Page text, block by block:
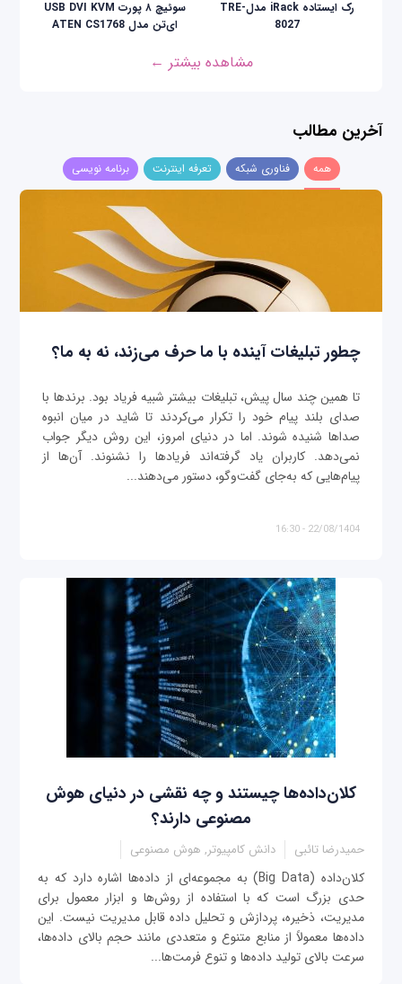
رک ایستاده iRack مدلTRE-
8027
سوئیچ ۸ پورت USB DVI KVM
ای‌تن مدل ATEN CS1768
مشاهده بیشتر ←
آخرین مطالب
همه فناوری شبکه تعرفه اینترنت برنامه نویسی
چطور تبلیغات آینده با ما حرف می‌زند، نه به ما؟
تا همین چند سال پیش، تبلیغات بیشتر شبیه فریاد بود. برندها با
صدای بلند پیام خود را تکرار می‌کردند تا شاید در میان انبوه
صداها شنیده شوند. اما در دنیای امروز، این روش دیگر جواب
نمی‌دهد. کاربران یاد گرفته‌اند فریادها را نشنوند. آن‌ها از
پیام‌هایی که به‌جای گفت‌وگو، دستور می‌دهند...
22/08/1404 - 16:30
کلان‌داده‌ها چیستند و چه نقشی در دنیای هوش
مصنوعی دارند؟
حمیدرضا تائبی دانش کامپیوتر, هوش مصنوعی
کلان‌داده (Big Data) به مجموعه‌ای از داده‌ها اشاره دارد که به
حدی بزرگ است که با استفاده از روش‌ها و ابزار معمول برای
مدیریت، ذخیره، پردازش و تحلیل داده قابل مدیریت نیست. این
داده‌ها معمولاً از منابع متنوع و متعددی مانند حجم بالای داده‌ها،
سرعت بالای تولید داده‌ها و تنوع فرمت‌ها...